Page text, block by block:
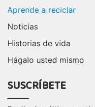
Aprende a reciclar
Noticias
Historias de vida
Hágalo usted mismo
SUSCRÍBETE